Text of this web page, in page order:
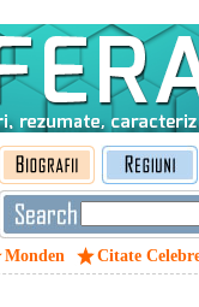
Monden Citate